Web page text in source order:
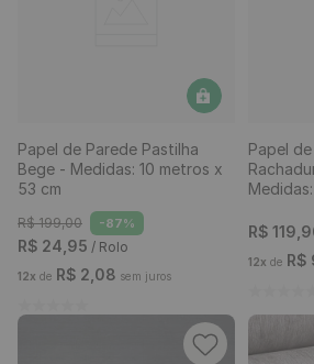
Papel de Parede Pastilha
Bege - Medidas: 10 metros x
53 cm
R$ 199,00 -87%
R$ 24 95 / Rolo
12x de R$ 2 08 sem juros
Papel
R$ 119
12x de R$